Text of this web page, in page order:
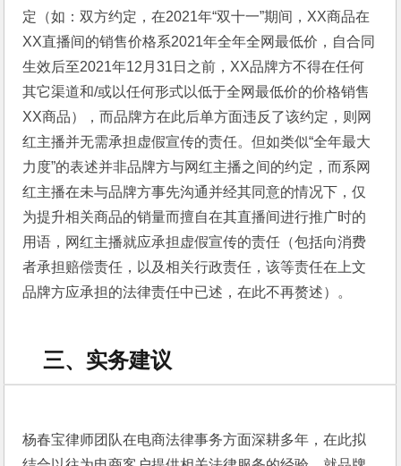
定（如：双方约定，在2021年“双十一”期间，XX商品在
XX直播间的销售价格系2021年全年全网最低价，自合同
生效后至2021年12月31日之前，XX品牌方不得在任何
其它渠道和/或以任何形式以低于全网最低价的价格销售
XX商品），而品牌方在此后单方面违反了该约定，则网
红主播并无需承担虚假宣传的责任。但如类似“全年最大
力度”的表述并非品牌方与网红主播之间的约定，而系网
红主播在未与品牌方事先沟通并经其同意的情况下，仅
为提升相关商品的销量而擅自在其直播间进行推广时的
用语，网红主播就应承担虚假宣传的责任（包括向消费
者承担赔偿责任，以及相关行政责任，该等责任在上文
品牌方应承担的法律责任中已述，在此不再赘述）。
三、实务建议
杨春宝律师团队在电商法律事务方面深耕多年，在此拟